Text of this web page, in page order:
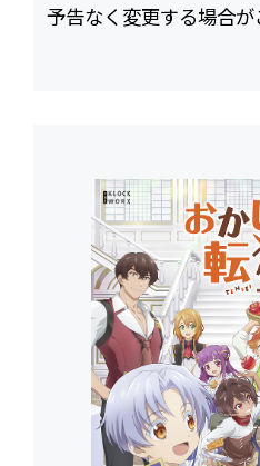
予告なく変更する場合が